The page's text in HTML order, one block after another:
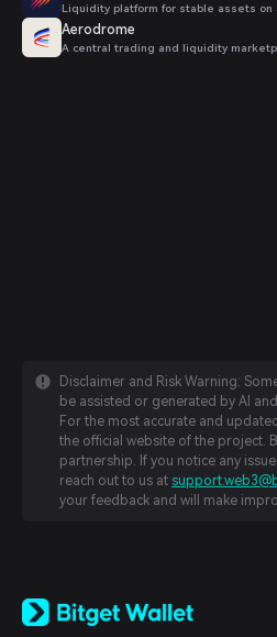
Liquidity platform for stable assets on
Aerodrome
A central trading and liquidity
Disclaimer and Risk Warning:
be assisted or generated by AI
For the most accurate and
the official website of the project.
partnership. If you notice any
reach out to us at
your feedback and will make
日本語